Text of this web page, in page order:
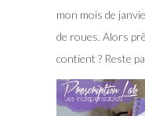
mon mois de
de roues. Alors
contient ? Reste